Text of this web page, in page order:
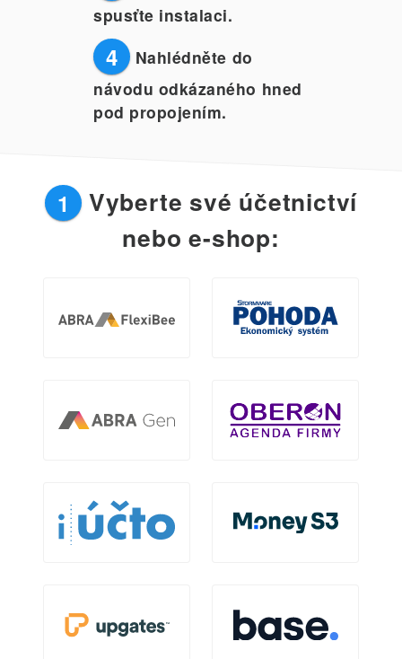
spusťte instalaci.
4
Nahlédněte do
návodu odkázaného hned
pod propojením.
1 Vyberte své účetnictví
nebo e-shop: